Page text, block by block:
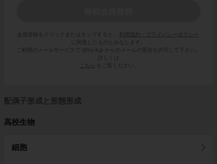
会員登録をクリックまたはタップすると、
利用規約・プライバシーポリシー
に同意したものとみなします。
ご利用のメールサービスで @try-it.jp からのメールの受信を許可して下さい。
詳しくは
こちら
をご覧ください。
配偶子形成と形態形成
高校生物
細胞